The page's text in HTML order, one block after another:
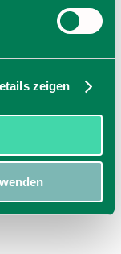
zeigen